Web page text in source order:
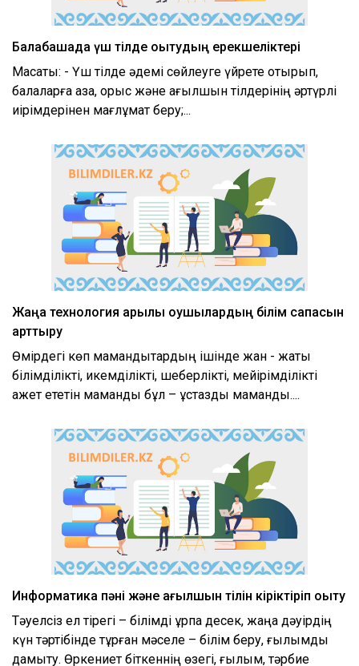
Балабақшада үш тілде оқытудың ерекшеліктері
Мақсаты: - Үш тілде әдемі сөйлеуге үйрете отырып,
балаларға қазақ, орыс және ағылшын тілдерінің әртүрлі
иірімдерінен мағлұмат беру;...
Жаңа технология арқылы оқушылардың білім сапасын
арттыру
Өмірдегі көп мамандықтардың ішінде жан - жақты
білімділікті, икемділікті, шеберлікті, мейірімділікті
қажет ететін мамандық бұл – ұстаздық мамандық....
Информатика пәні және ағылшын тілін кіріктіріп оқыту
Тәуелсіз ел тірегі – білімді ұрпақ десек, жаңа дәуірдің
күн тәртібінде тұрған мәселе – білім беру, ғылымды
дамыту. Өркениет біткеннің өзегі, ғылым, тәрбие